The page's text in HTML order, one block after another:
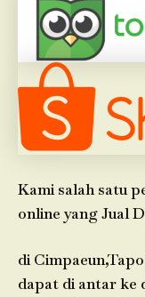
Kami salah satu
online yang Jual
di
dapat di antar ke